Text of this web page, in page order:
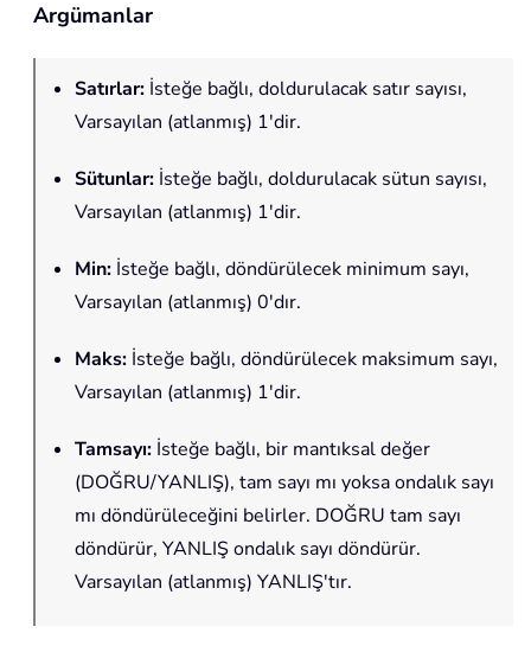
Argümanlar
Satırlar: İsteğe bağlı, doldurulacak satır sayısı,
Varsayılan (atlanmış) 1'dir.
Sütunlar: İsteğe bağlı, doldurulacak sütun sayısı,
Varsayılan (atlanmış) 1'dir.
Min: İsteğe bağlı, döndürülecek minimum sayı,
Varsayılan (atlanmış) 0'dır.
Maks: İsteğe bağlı, döndürülecek maksimum sayı,
Varsayılan (atlanmış) 1'dir.
Tamsayı: İsteğe bağlı, bir mantıksal değer
(DOĞRU/YANLIŞ), tam sayı mı yoksa ondalık sayı
mı döndürüleceğini belirler. DOĞRU tam sayı
döndürür, YANLIŞ ondalık sayı döndürür.
Varsayılan (atlanmış) YANLIŞ'tır.